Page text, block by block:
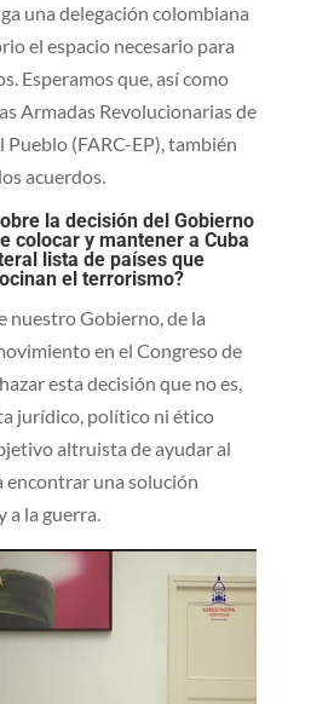
una delegación colombiana
el espacio necesario para
Esperamos que, así como
Armadas Revolucionarias de
(FARC-EP), también
acuerdos.
la decisión del Gobierno
colocar y mantener a Cuba
lista de países que
el terrorismo?
nuestro Gobierno, de la
en el Congreso de
esta decisión que no es,
jurídico, político ni ético
altruista de ayudar al
encontrar una solución
a la guerra.